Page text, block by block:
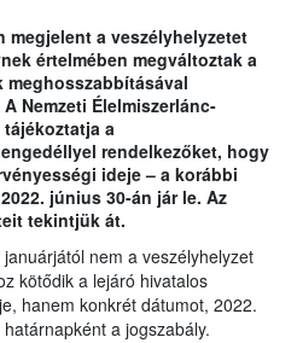
megjelent a veszélyhelyzetet
értelmében megváltoztak a
Nemzeti Élelmiszerlánc-
a
rendelkezőket, hogy
ideje – a korábbi
június 30-án jár le. Az
tekintjük át.
nem a veszélyhelyzet
kötődik a lejáró hivatalos
hanem konkrét dátumot, 2022.
a jogszabály.